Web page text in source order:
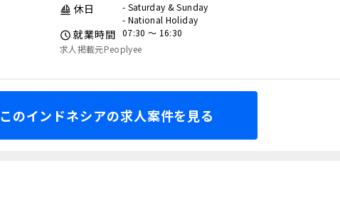
休日
- Saturday & Sunday
- National Holiday
就業時間 07:30 〜 16:30
求人掲載元Peoplyee
このインドネシアの求人案件を見る